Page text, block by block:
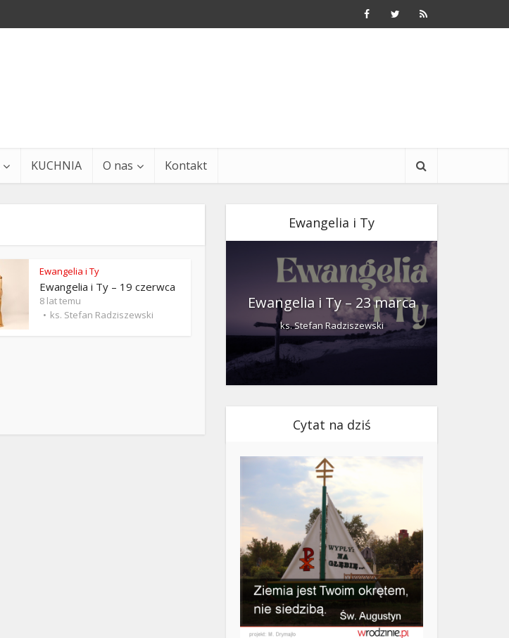
KUCHNIA O nas Kontakt
Ewangelia i Ty
Ewangelia i Ty – 19 czerwca
8 lat temu
ks. Stefan Radziszewski
Ewangelia i Ty
Ewangelia i Ty – 27 grudnia Ewangelia i Ty – 23 marca
ks. Stefan Radziszewski
Cytat na dziś